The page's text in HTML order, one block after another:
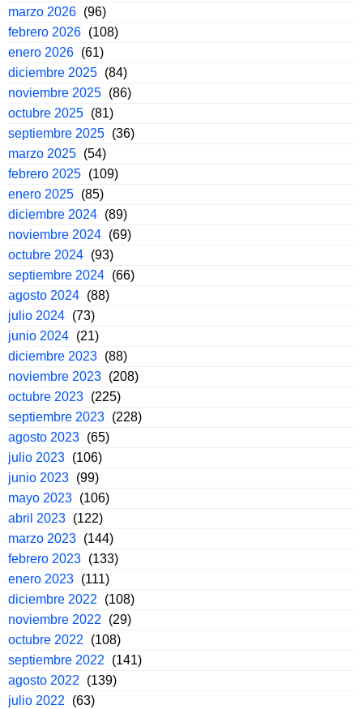
marzo 2026 (96)
febrero 2026 (108)
enero 2026 (61)
diciembre 2025 (84)
noviembre 2025 (86)
octubre 2025 (81)
septiembre 2025 (36)
marzo 2025 (54)
febrero 2025 (109)
enero 2025 (85)
diciembre 2024 (89)
noviembre 2024 (69)
octubre 2024 (93)
septiembre 2024 (66)
agosto 2024 (88)
julio 2024 (73)
junio 2024 (21)
diciembre 2023 (88)
noviembre 2023 (208)
octubre 2023 (225)
septiembre 2023 (228)
agosto 2023 (65)
julio 2023 (106)
junio 2023 (99)
mayo 2023 (106)
abril 2023 (122)
marzo 2023 (144)
febrero 2023 (133)
enero 2023 (111)
diciembre 2022
(108)
noviembre 2022
(29)
octubre 2022
(108)
septiembre 2022
(141)
agosto 2022
(139)
julio 2022
(63)